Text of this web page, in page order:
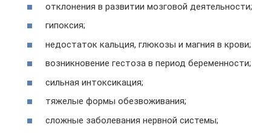
отклонения в развитии мозговой деятельности;
гипоксия;
недостаток кальция, глюкозы и магния в крови;
возникновение гестоза в период беременности;
сильная интоксикация;
тяжелые формы обезвоживания;
сложные заболевания нервной системы;